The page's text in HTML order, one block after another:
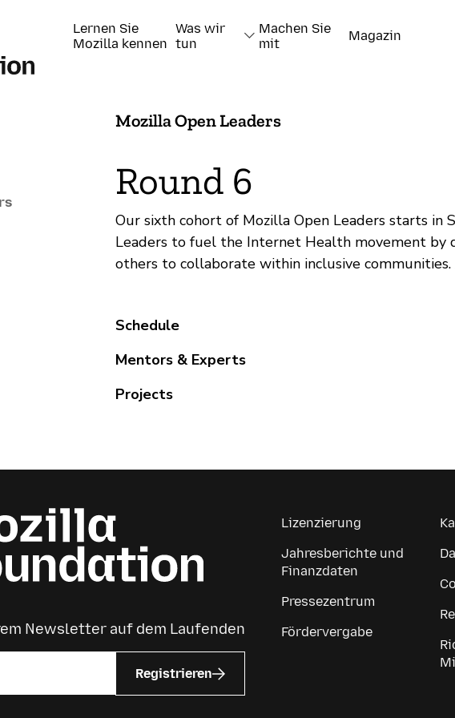
Lernen Sie
Mozilla kennen
Was wir
tun
Machen Sie
mit
Magazin
Mozilla Open Leaders
Round 6
Our sixth cohort of Mozilla Open Leaders starts in
Leaders to fuel the Internet Health movement
others to collaborate within inclusive communities.
Schedule
Mentors & Experts
Projects
Newsletter auf dem Laufenden
Registrieren
Lizenzierung
Jahresberichte und
Finanzdaten
Pressezentrum
Fördervergabe